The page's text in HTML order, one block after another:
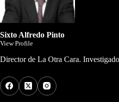
Sixto Alfredo Pinto
View Profile
Director de La Otra Cara.